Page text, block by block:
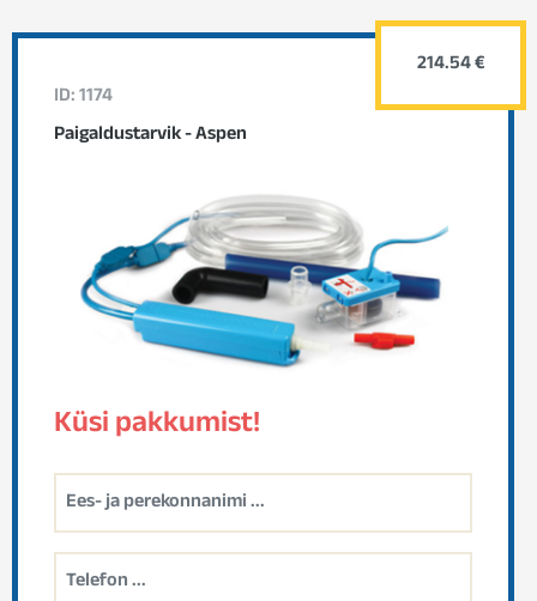
ID: 1174
Paigaldustarvik - Aspen
Küsi pakkumist!
214.54 €